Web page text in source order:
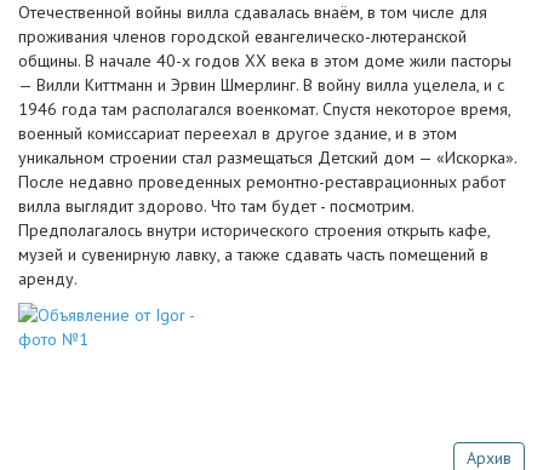
Отечественной войны вилла сдавалась внаём, в том числе для
проживания членов городской евангелическо-лютеранской
общины. В начале 40-х годов ХХ века в этом доме жили пасторы
— Вилли Киттманн и Эрвин Шмерлинг. В войну вилла уцелела, и с
1946 года там располагался военкомат. Спустя некоторое время,
военный комиссариат переехал в другое здание, и в этом
уникальном строении стал размещаться Детский дом — «Искорка».
После недавно проведенных ремонтно-реставрационных работ
вилла выглядит здорово. Что там будет - посмотрим.
Предполагалось внутри исторического строения открыть кафе,
музей и сувенирную лавку, а также сдавать часть помещений в
аренду.
Архив